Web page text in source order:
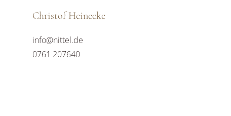
Christof Heinecke
info@nittel.de
0761 207640